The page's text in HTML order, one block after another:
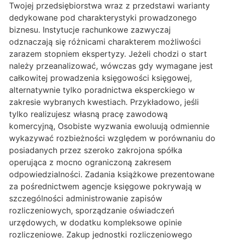
Twojej przedsiębiorstwa wraz z przedstawi warianty
dedykowane pod charakterystyki prowadzonego
biznesu. Instytucje rachunkowe zazwyczaj
odznaczają się różnicami charakterem możliwości
zarazem stopniem ekspertyzy. Jeżeli chodzi o start
należy przeanalizować, wówczas gdy wymagane jest
całkowitej prowadzenia księgowości księgowej,
alternatywnie tylko poradnictwa eksperckiego w
zakresie wybranych kwestiach. Przykładowo, jeśli
tylko realizujesz własną pracę zawodową
komercyjną, Osobiste wyzwania ewoluują odmiennie
wykazywać rozbieżności względem w porównaniu do
posiadanych przez szeroko zakrojona spółka
operująca z mocno ograniczoną zakresem
odpowiedzialności. Zadania książkowe prezentowane
za pośrednictwem agencje księgowe pokrywają w
szczególności administrowanie zapisów
rozliczeniowych, sporządzanie oświadczeń
urzędowych, w dodatku kompleksowe opinie
rozliczeniowe. Zakup jednostki rozliczeniowego